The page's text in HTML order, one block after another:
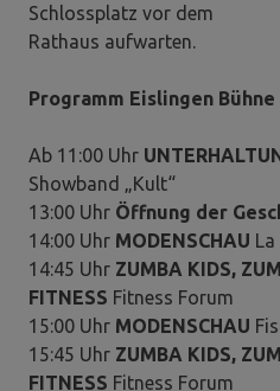
Schlossplatz vor dem
Rathaus aufwarten.
Programm Eislingen
Ab 11:00 Uhr
Showband „Kult“
13:00 Uhr Öffnung der
14:00 Uhr MODENSCHAU
14:45 Uhr ZUMBA KIDS,
FITNESS Fitness Forum
15:00 Uhr MODENSCHAU
15:45 Uhr ZUMBA KIDS,
FITNESS Fitness Forum